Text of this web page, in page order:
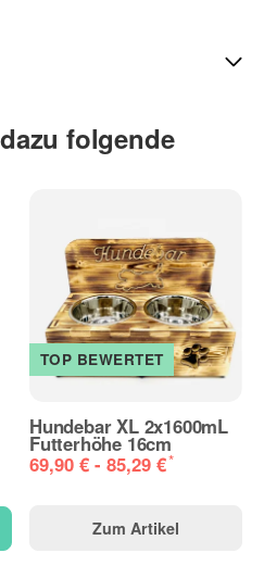
folgende
TOP BEWERTET
Hundebar XL 2x1600mL
Futterhöhe 16cm
69,90 € - 85,29 €*
Zum Artikel